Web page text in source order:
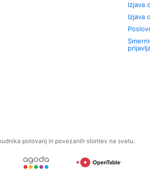
Izjava
Izjava
potovanj in povezanih storitev na svetu.